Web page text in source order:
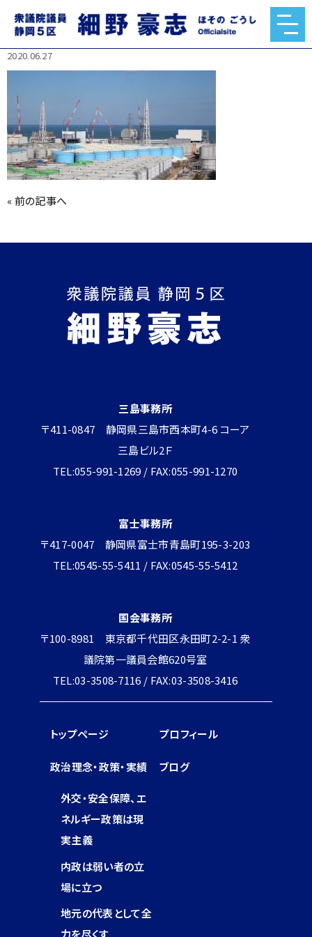
rectangle_large_type_2_51fffc055f7e4c40dd4e6
a15fb88a710.jpg
2020.06.27
«前の記事へ
三島事務所
〒411-0847 静岡県三島市西本町4-6 コーア
三島ビル2Ｆ
TEL:055-991-1269 / FAX:055-991-1270
富士事務所
〒417-0047 静岡県富士市青島町195-3-203
TEL:0545-55-5411 / FAX:0545-55-5412
国会事務所
〒100-8981 東京都千代田区永田町2-2-1 衆
議院第一議員会館620号室
TEL:03-3508-7116 / FAX:03-3508-3416
トップページ プロフィール
政治理念・政策・実績
外交・安全保障、エ
ネルギー政策は現
実主義
内政は弱い者の立
場に立つ
地元の代表として全
ブログ